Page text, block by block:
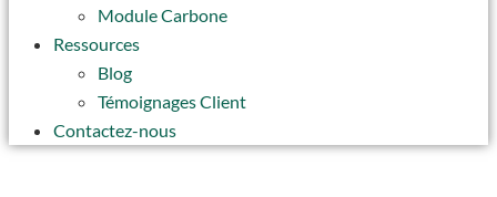
Module Carbone
Ressources
Blog
Témoignages Client
Contactez-nous